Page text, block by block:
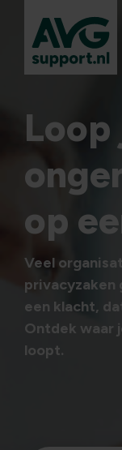
Loop
op
Veel
privacyzaken
een klacht,
Ontdek waar
loopt.